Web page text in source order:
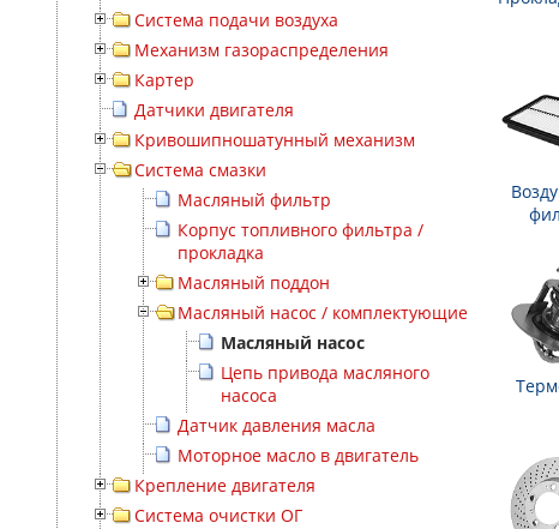
Система подачи воздуха
Механизм газораспределения
Картер
Датчики двигателя
Кривошипношатунный механизм
Система смазки
Масляный фильтр
Корпус топливного фильтра /
прокладка
Масляный поддон
Масляный насос / комплектующие
Масляный насос
Цепь привода масляного
насоса
Датчик давления масла
Моторное масло в двигатель
Крепление двигателя
Система очистки ОГ